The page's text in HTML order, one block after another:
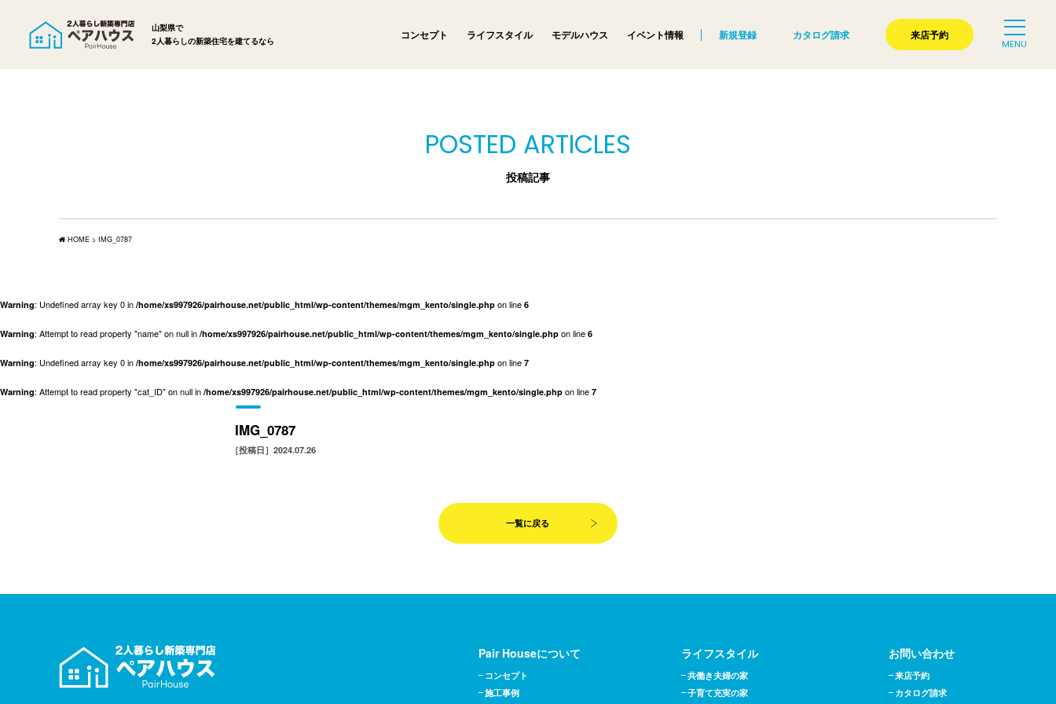
山梨県で
2人暮らしの新築住宅を建てるなら
コンセプト ライフスタイル モデルハウス イベント情報 新規登録 カタログ請求 来店予約
POSTED ARTICLES
投稿記事
HOME> IMG_0787
Warning: Undefined array key 0 in /home/xs997926/pairhouse.net/public_html/wp-content/themes/mgm_kento/single.php on line 6
Warning: Attempt to read property "name" on null in /home/xs997926/pairhouse.net/public_html/wp-content/themes/mgm_kento/single.php on line 6
Warning: Undefined array key 0 in /home/xs997926/pairhouse.net/public_html/wp-content/themes/mgm_kento/single.php on line 7
Warning: Attempt to read property "cat_ID" on null in /home/xs997926/pairhouse.net/public_html/wp-content/themes/mgm_kento/single.php on line 7
IMG_0787
［投稿日］2024.07.26
一覧に戻る
Pair Houseについて
コンセプト
施工事例
ライフスタイル
共働き夫婦の家
子育て充実の家
お問い合わせ
来店予約
カタログ請求